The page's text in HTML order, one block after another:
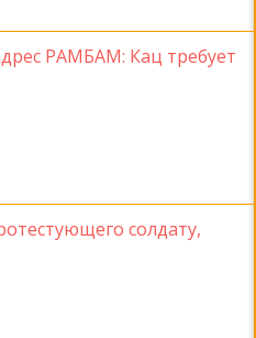
РАМБАМ: Кац требует
солдату,